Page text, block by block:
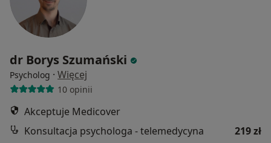
dr Borys Szumański
Psycholog · Więcej
10 opinii
Akceptuje Medicover
Konsultacja psychologa - telemedycyna
219 zł